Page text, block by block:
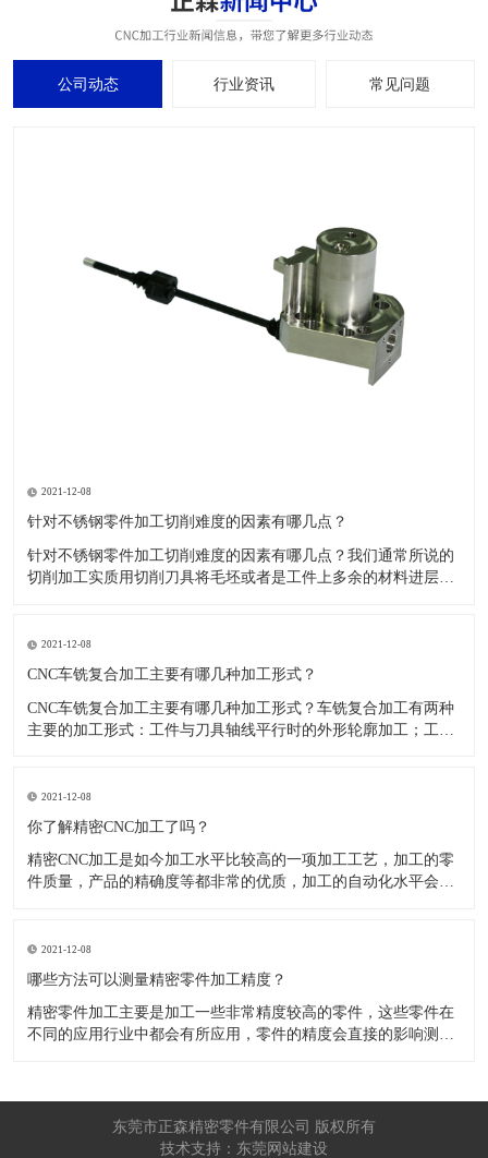
公司动态 行业资讯 常见问题
2021-12-08
针对不锈钢零件加工切削难度的因素有哪几点？
针对不锈钢零件加工切削难度的因素有哪几点？我们通常所说的
切削加工实质用切削刀具将毛坯或者是工件上多余的材料进层进
其他的常规材料，比如铜材和铝合金，究其原因有以下几个关键
因素： 一
2021-12-08
CNC车铣复合加工主要有哪几种加工形式？
CNC车铣复合加工主要有哪几种加工形式？车铣复合加工有两种
主要的加工形式：工件与刀具轴线平行时的外形轮廓加工；工件
2021-12-08
​你了解精密CNC加工了吗？
精密CNC加工是如今加工水平比较高的一项加工工艺，加工的零
件质量，产品的精确度等都非常的优质，加工的自动化水平会比
自动化技术水平高，非常适合加工轮廊样子繁杂的曲线图，斜面
零
2021-12-08
​哪些方法可以测量精密零件加工精度？
精密零件加工主要是加工一些非常精度较高的零件，这些零件在
不同的应用行业中都会有所应用，零件的精度会直接的影响测量
工按量具量仪的读数值是否直接表示被测尺寸的数值，可分为测
东莞市正森精密零件有限公司 版权所有
技术支持：东莞网站建设